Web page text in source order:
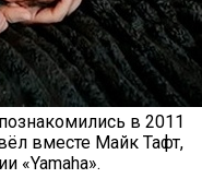
в 2011
вместе Майк Тафт,
«Yamaha».